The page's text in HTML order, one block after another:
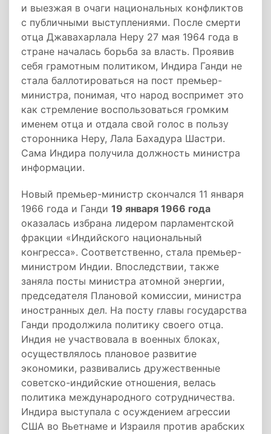
и выезжая в очаги национальных конфликтов
с публичными выступлениями. После смерти
отца Джавахарлала Неру 27 мая 1964 года в
стране началась борьба за власть. Проявив
себя грамотным политиком, Индира Ганди не
стала баллотироваться на пост премьер-
министра, понимая, что народ воспримет это
как стремление воспользоваться громким
именем отца и отдала свой голос в пользу
сторонника Неру, Лала Бахадура Шастри.
Сама Индира получила должность министра
информации.
Новый премьер-министр скончался 11 января
1966 года и Ганди 19 января 1966 года
оказалась избрана лидером парламентской
фракции «Индийского национальный
конгресса». Соответственно, стала премьер-
министром Индии. Впоследствии, также
заняла посты министра атомной энергии,
председателя Плановой комиссии, министра
иностранных дел. На посту главы государства
Ганди продолжила политику своего отца.
Индия не участвовала в военных блоках,
осуществлялось плановое развитие
экономики, развивались дружественные
советско-индийские отношения, велась
политика международного сотрудничества.
Индира выступала с осуждением агрессии
США во Вьетнаме и Израиля против арабских